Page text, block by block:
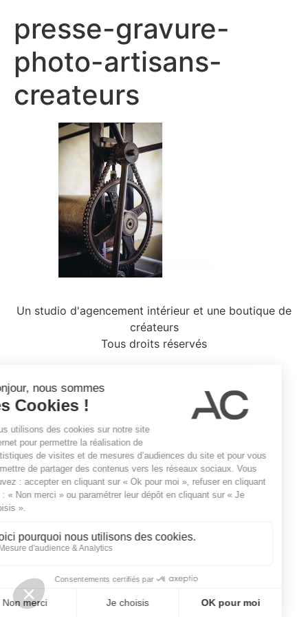
presse-gravure-
photo-artisans-
createurs
Un studio d'agencement intérieur et une boutique de
créateurs
Tous droits réservés